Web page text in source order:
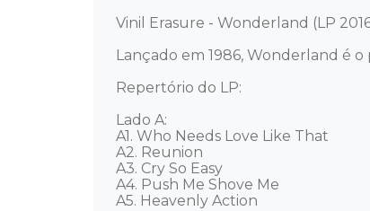
Vinil Erasure - Wonderland (LP
Lançado em 1986, Wonderland é
Repertório do LP:
Lado A:
A1. Who Needs Love Like That
A2. Reunion
A3. Cry So Easy
A4. Push Me Shove Me
A5. Heavenly Action